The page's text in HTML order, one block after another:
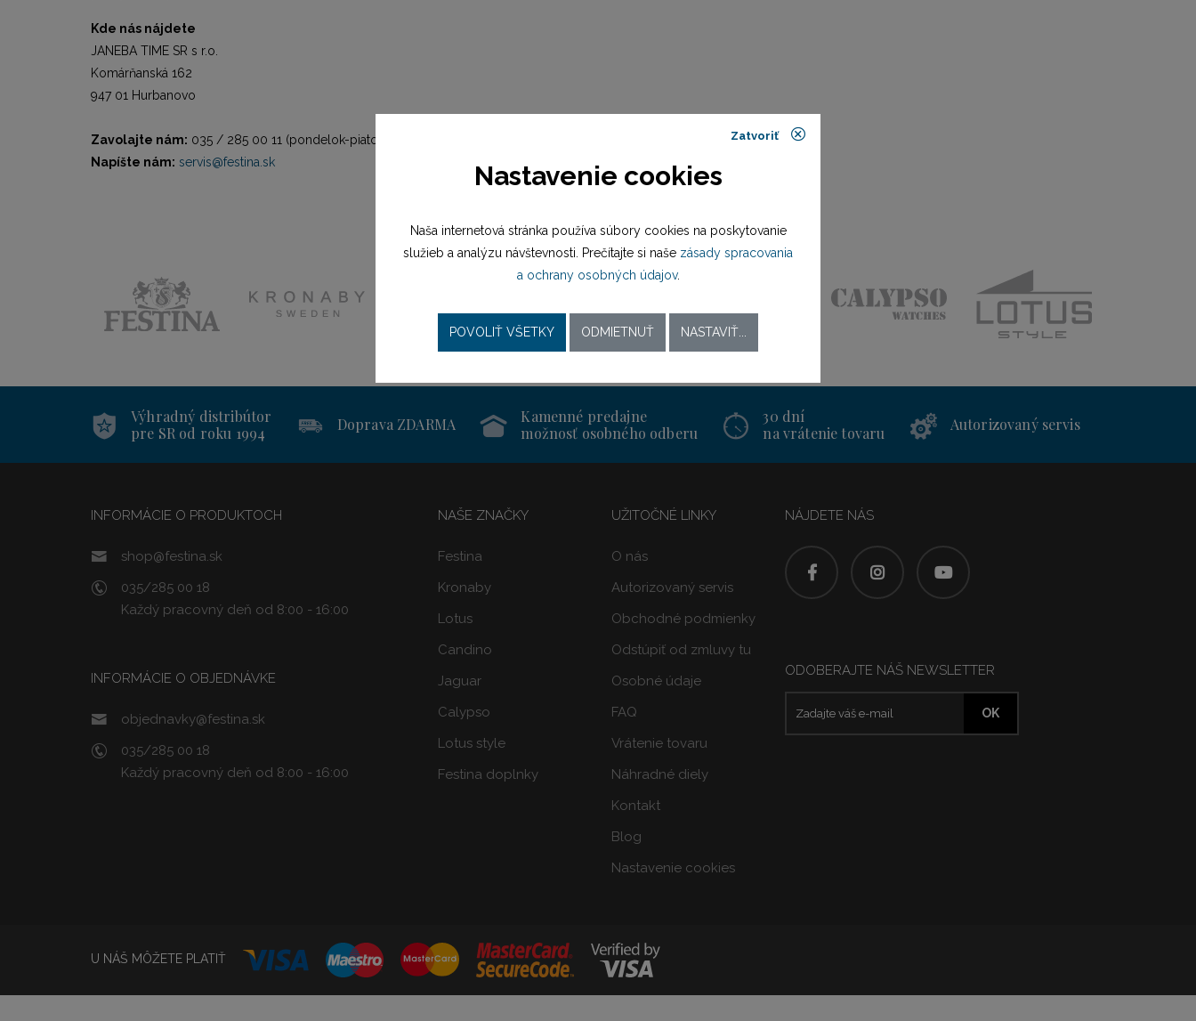
Kde nás nájdete
JANEBA TIME SR s r.o.
Komárňanská 162
947 01 Hurbanovo
Zavolajte nám: 035 / 285 00 11 (pondelok-piatok od 7:30 do 16:00)
Napíšte nám: servis@festina.sk
Výhradný distribútor
pre SR od roku 1994
Doprava ZDARMA
Kamenné predajne
možnosť osobného odberu
30 dní
na vrátenie tovaru
Autorizovaný servis
INFORMÁCIE O PRODUKTOCH
shop@festina.sk
035/285 00 18
Každý pracovný deň od 8:00 - 16:00
INFORMÁCIE O OBJEDNÁVKE
objednavky@festina.sk
035/285 00 18
Každý pracovný deň od 8:00 - 16:00
NAŠE ZNAČKY
Festina
Kronaby
Lotus
Candino
Jaguar
Calypso
Lotus style
Festina doplnky
UŽITOČNÉ LINKY
O nás
Autorizovaný servis
Obchodné podmienky
Odstúpiť od zmluvy tu
Osobné údaje
FAQ
Vrátenie tovaru
Náhradné diely
Kontakt
Blog
Nastavenie cookies
NÁJDETE NÁS
ODOBERAJTE NÁŠ NEWSLETTER
U NÁŠ MÔŽETE PLATIŤ
Zatvoriť
Nastavenie cookies
Naša internetová stránka používa súbory cookies na poskytovanie
služieb a analýzu návštevnosti. Prečítajte si naše zásady spracovania
a ochrany osobných údajov.
POVOLIŤ VŠETKY ODMIETNUŤ NASTAVIŤ...